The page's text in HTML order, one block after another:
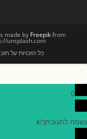
made by Freepikfrom
unsplash.com
כל הזכויות על
0
נשמח לתגובתך!x